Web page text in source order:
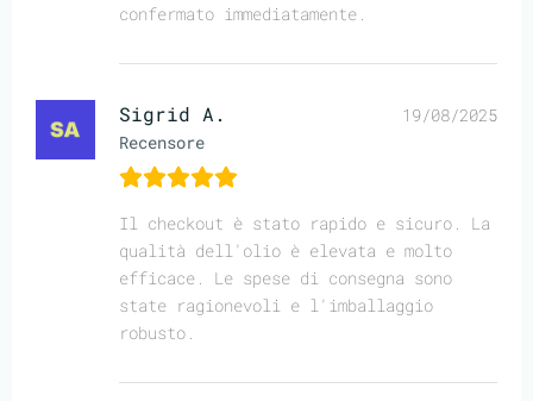
confermato immediatamente.
Sigrid A.
Recensore
19/08/2025
Il checkout è stato rapido e sicuro. La
qualità dell'olio è elevata e molto
efficace. Le spese di consegna sono
state ragionevoli e l'imballaggio
robusto.